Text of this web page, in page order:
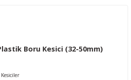
Boru Kesici (32-50mm)